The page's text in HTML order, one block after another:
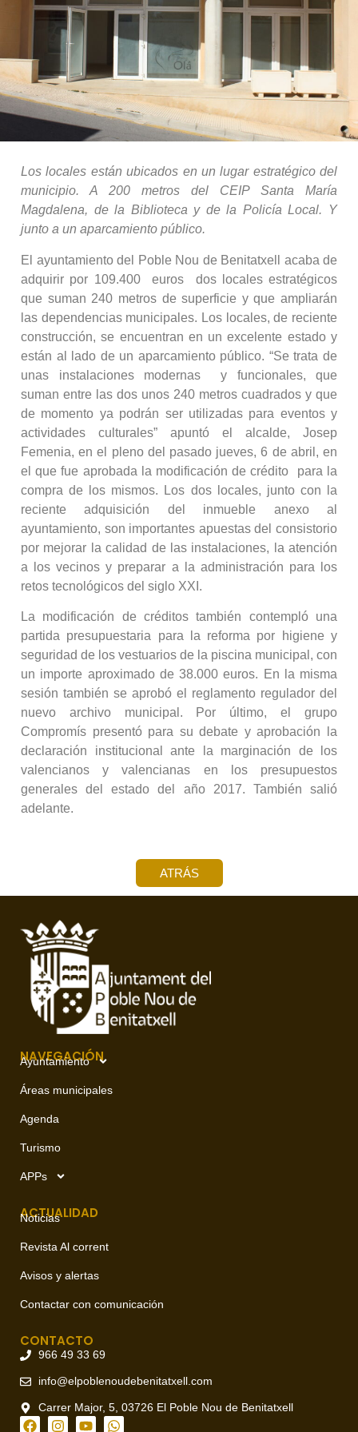
Los locales están ubicados en un lugar estratégico del
municipio. A 200 metros del CEIP Santa María
Magdalena, de la Biblioteca y de la Policía Local. Y
junto a un aparcamiento público.
El ayuntamiento del Poble Nou de Benitatxell acaba de
adquirir por 109.400 euros dos locales estratégicos
que suman 240 metros de superficie y que ampliarán
las dependencias municipales. Los locales, de reciente
construcción, se encuentran en un excelente estado y
están al lado de un aparcamiento público. “Se trata de
unas instalaciones modernas y funcionales, que
suman entre las dos unos 240 metros cuadrados y que
de momento ya podrán ser utilizadas para eventos y
actividades culturales” apuntó el alcalde, Josep
Femenia, en el pleno del pasado jueves, 6 de abril, en
el que fue aprobada la modificación de crédito para la
compra de los mismos. Los dos locales, junto con la
reciente adquisición del inmueble anexo al
ayuntamiento, son importantes apuestas del consistorio
por mejorar la calidad de las instalaciones, la atención
a los vecinos y preparar a la administración para los
retos tecnológicos del siglo XXI.
La modificación de créditos también contempló una
partida presupuestaria para la reforma por higiene y
seguridad de los vestuarios de la piscina municipal, con
un importe aproximado de 38.000 euros. En la misma
sesión también se aprobó el reglamento regulador del
nuevo archivo municipal. Por último, el grupo
Compromís presentó para su debate y aprobación la
declaración institucional ante la marginación de los
valencianos y valencianas en los presupuestos
generales del estado del año 2017. También salió
adelante.
ATRÁS
NAVEGACIÓN
Ayuntamiento
Áreas municipales
Agenda
Turismo
APPs
ACTUALIDAD
Noticias
Revista Al corrent
Avisos y alertas
Contactar con comunicación
CONTACTO
966 49 33 69
info@elpoblenoudebenitatxell.com
Carrer Major, 5, 03726 El Poble Nou de Benitatxell